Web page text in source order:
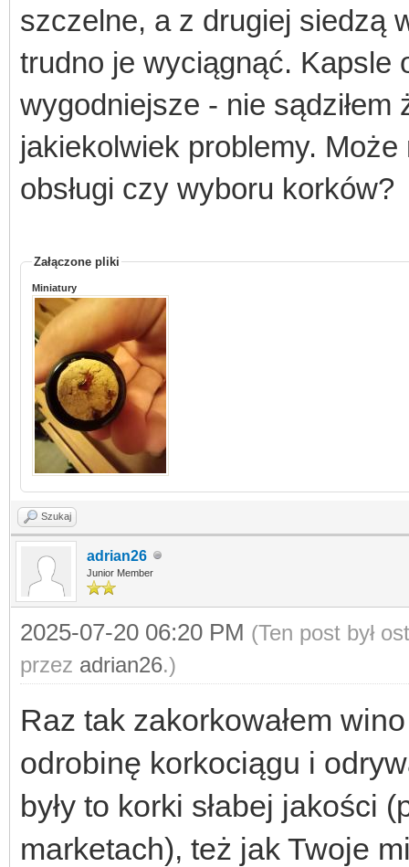
szczelne, a z drugiej siedzą
trudno je wyciągnąć. Kapsle
wygodniejsze - nie
jakiekolwiek problemy.
obsługi czy wyboru korków?
Załączone pliki
Miniatury
Szukaj
adrian26
Junior Member
2025-07-20 06:20 PM (Ten post był
przez adrian26.)
Raz tak zakorkowałem
odrobinę korkociągu i
były to korki słabej jakości
marketach), też jak Twoje